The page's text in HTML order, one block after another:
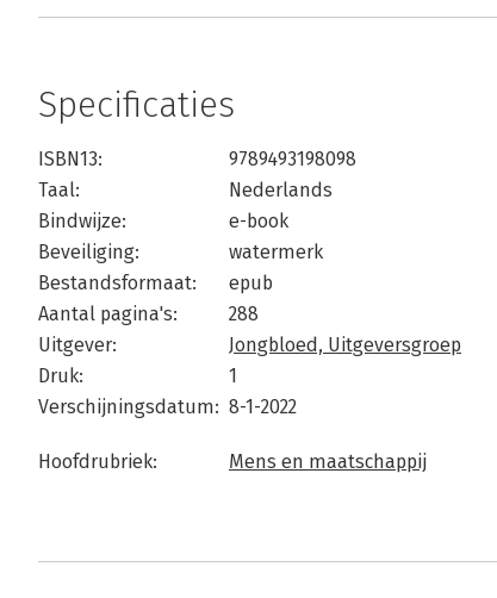
Specificaties
ISBN13:
9789493198098
Taal:
Nederlands
Bindwijze:
e-book
Beveiliging:
watermerk
Bestandsformaat:
epub
Aantal pagina's:
288
Uitgever:
Jongbloed, Uitgeversgroep
Druk:
1
Verschijningsdatum: 8-1-2022
Hoofdrubriek: Mens en maatschappij